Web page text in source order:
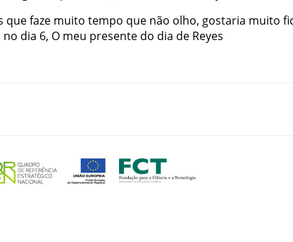
quefaze muito tempo que não olho, gostaria muito
no dia 6, O meu presente do dia de Reyes